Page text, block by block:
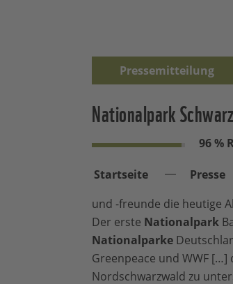
Pressemitteilung
Nationalpark
96 %
Startseite Presse
und -freunde die heutige
Der erste Nationalpark
Nationalparke
Greenpeace und WWF
Nordschwarzwald zu